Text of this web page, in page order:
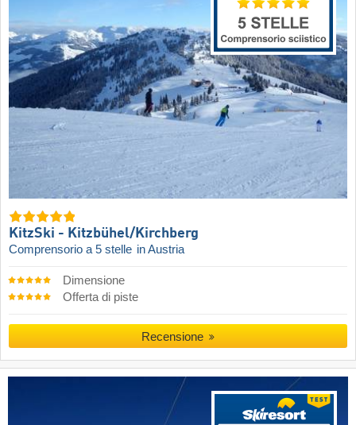
KitzSki - Kitzbühel/​Kirchberg
Comprensorio a 5 stelle in Austria
Dimensione
Offerta di piste
Recensione